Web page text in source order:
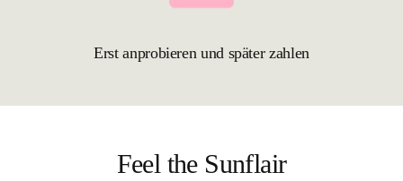
Erst anprobieren und später zahlen
Feel the Sunflair